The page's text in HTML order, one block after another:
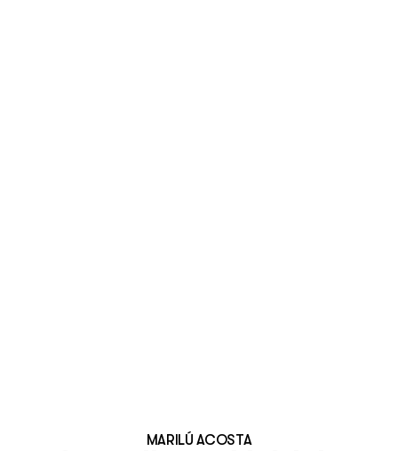
MARILÚ ACOSTA